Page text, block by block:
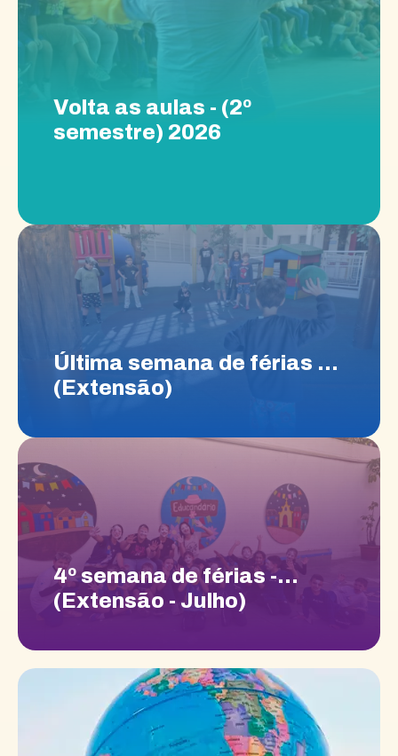
Volta as aulas - (2º
semestre) 2026
Última semana de férias -
(Extensão)
4º semana de férias -
(Extensão - Julho)